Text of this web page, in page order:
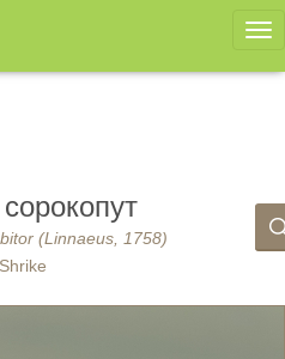
(Linnaeus, 1758)